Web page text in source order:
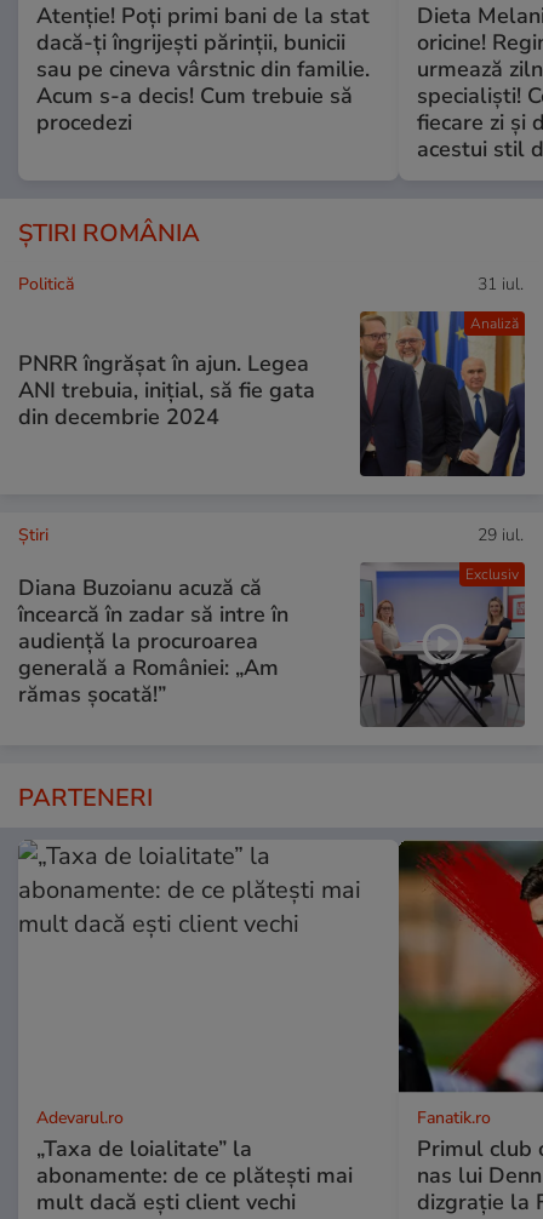
Atenție! Poți primi bani de la stat
dacă-ți îngrijești părinții, bunicii
sau pe cineva vârstnic din familie.
Acum s-a decis! Cum trebuie să
procedezi
Dieta
oricine!
urmează
specialiști!
fiecare zi și
acestui stil
ȘTIRI ROMÂNIA
Analiză
Politică 31 iul.
PNRR îngrășat în ajun. Legea
ANI trebuia, inițial, să fie gata
din decembrie 2024
Exclusiv
Ştiri 29 iul.
Diana Buzoianu acuză că
încearcă în zadar să intre în
audiență la procuroarea
generală a României: „Am
rămas șocată!”
PARTENERI
Adevarul.ro
„Taxa de loialitate” la
abonamente: de ce plătești mai
mult dacă ești client vechi
Fanatik.ro
Primul club
nas lui
dizgrație la